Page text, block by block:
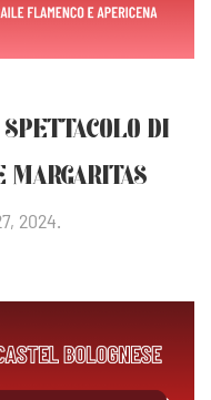
DI
2024.